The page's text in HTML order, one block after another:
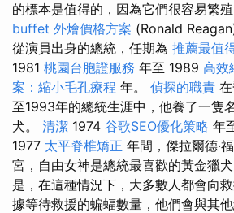
的標本是值得的，因為它們很容易繁
buffet 外燴價格方案 (Ronald
從演員出身的總統，任期為 推薦最值
1981 桃園台胞證服務 年至 1989 高效
案：縮小毛孔療程 年。 偵探的職責
至1993年的總統生涯中，他養了一隻
犬。 清潔 1974 谷歌SEO優化策略 年
1977 太平脊椎矯正 年間，傑拉爾德·
宮，自由女神是總統最喜歡的黃金獵
是，在這種情況下，大多數人都會向
據等待救援的蝙蝠數量，他們會與其